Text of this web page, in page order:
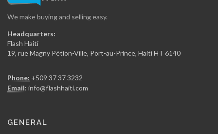
We make buying and selling easy.
Headquarters:
Flash Haiti
19, rue Magny Pétion-Ville, Port-au-Prince, Haiti HT 6140
Phone: +509 37 37 3232
Email: info@flashhaiti.com
GENERAL